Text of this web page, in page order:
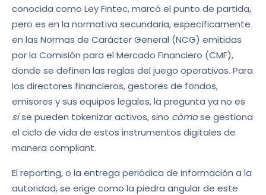
conocida como Ley Fintec, marcó el punto de partida,
pero es en la normativa secundaria, específicamente
en las Normas de Carácter General (NCG) emitidas
por la Comisión para el Mercado Financiero (CMF),
donde se definen las reglas del juego operativas. Para
los directores financieros, gestores de fondos,
emisores y sus equipos legales, la pregunta ya no es
sise pueden tokenizar activos, sino cómose gestiona
el ciclo de vida de estos instrumentos digitales de
manera compliant.
El reporting, o la entrega periódica de información a la
autoridad, se erige como la piedra angular de este